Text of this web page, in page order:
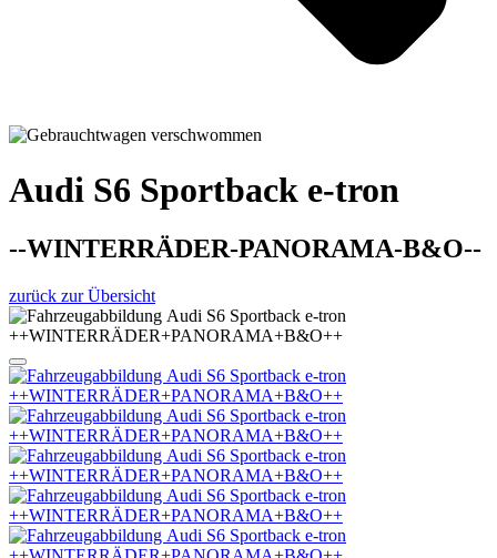
Audi S6 Sportback e-tron
--WINTERRÄDER-PANORAMA-B&O--
zurück zur Übersicht